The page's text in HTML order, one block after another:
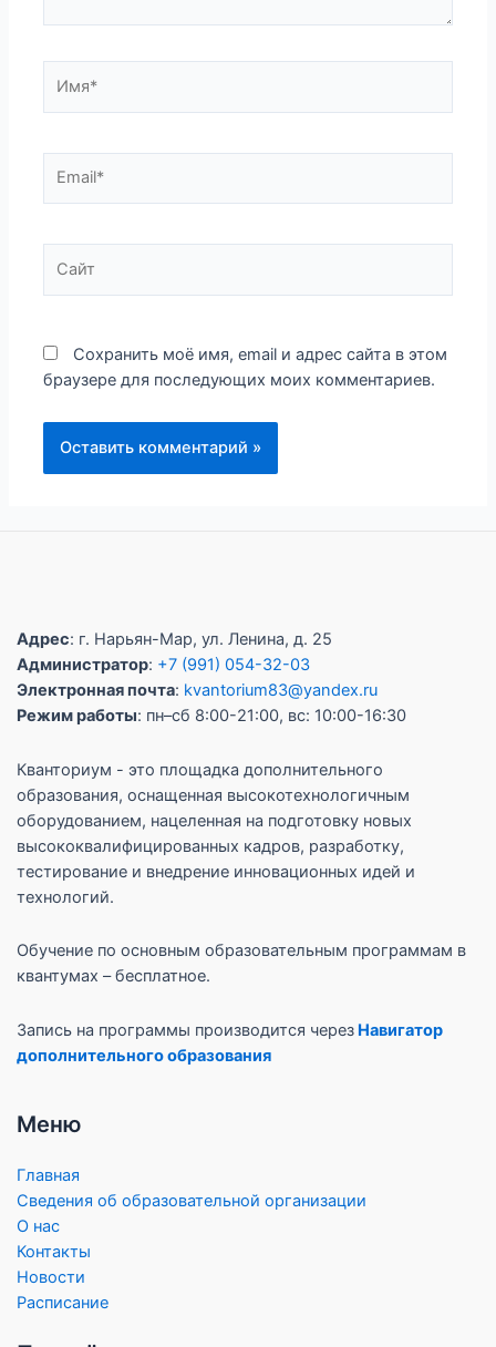
Сохранить моё имя, email и адрес сайта в этом
браузере для последующих моих комментариев.
Адрес: г. Нарьян-Мар, ул. Ленина, д. 25
Администратор: +7 (991) 054-32-03
Электронная почта: kvantorium83@yandex.ru
Режим работы: пн–сб 8:00-21:00, вс: 10:00-16:30
Кванториум - это площадка дополнительного
образования, оснащенная высокотехнологичным
оборудованием, нацеленная на подготовку новых
высококвалифицированных кадров, разработку,
тестирование и внедрение инновационных идей и
технологий.
Обучение по основным образовательным программам в
квантумах – бесплатное.
Запись на программы производится через Навигатор
дополнительного образования
Меню
Главная
Сведения об образовательной организации
О нас
Контакты
Новости
Расписание